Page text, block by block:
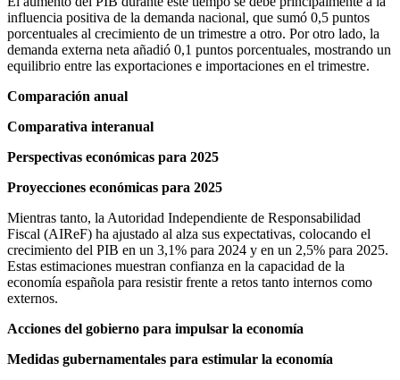
influencia positiva de la demanda nacional, que sumó 0,5 puntos
porcentuales al crecimiento de un trimestre a otro. Por otro lado, la
demanda externa neta añadió 0,1 puntos porcentuales, mostrando un
equilibrio entre las exportaciones e importaciones en el trimestre.
Comparación anual
Comparativa interanual
Perspectivas económicas para 2025
Proyecciones económicas para 2025
Mientras tanto, la Autoridad Independiente de Responsabilidad
Fiscal (AIReF) ha ajustado al alza sus expectativas, colocando el
crecimiento del PIB en un 3,1% para 2024 y en un 2,5% para 2025.
Estas estimaciones muestran confianza en la capacidad de la
economía española para resistir frente a retos tanto internos como
externos.
Acciones del gobierno para impulsar la economía
Medidas gubernamentales para estimular la economía